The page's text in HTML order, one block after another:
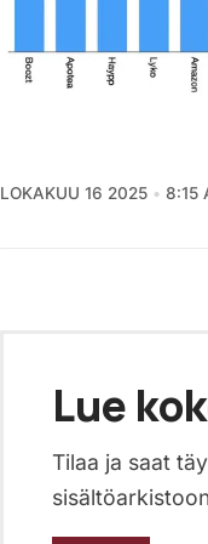
LOKAKUU 16 2025 8:15
Lue
Tilaa ja saat